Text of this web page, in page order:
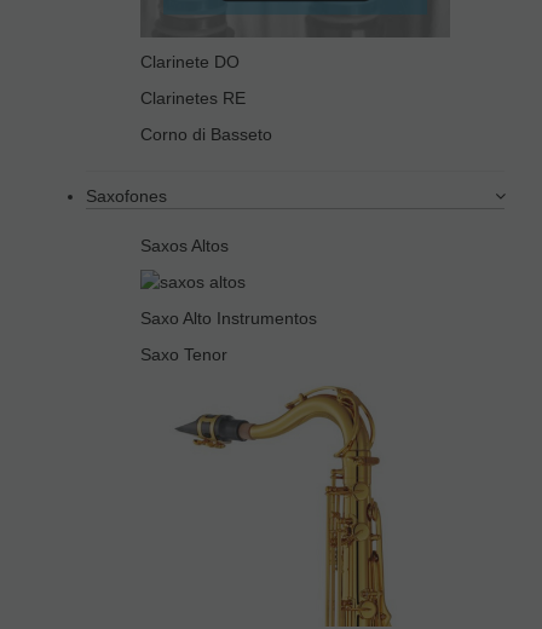
Clarinete DO
Clarinetes RE
Corno di Basseto
Saxofones
Saxos Altos
Saxo Alto Instrumentos
Saxo Tenor